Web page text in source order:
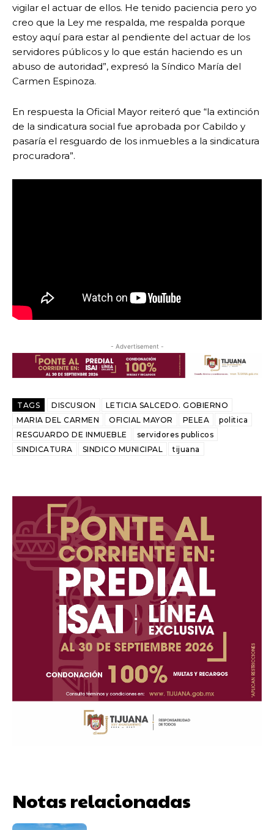
vigilar el actuar de ellos. He tenido paciencia pero yo
creo que la Ley me respalda, me respalda porque
estoy aquí para estar al pendiente del actuar de los
servidores públicos y lo que están haciendo es un
abuso de autoridad”, expresó la Síndico María del
Carmen Espinoza.
En respuesta la Oficial Mayor reiteró que “la extinción
de la sindicatura social fue aprobada por Cabildo y
pasaría el resguardo de los inmuebles a la sindicatura
procuradora”.
- Advertisement -
TAGS DISCUSION
LETICIA SALCEDO. GOBIERNO
MARIA DEL CARMEN
OFICIAL MAYOR PELEA
politica
RESGUARDO DE INMUEBLE
servidores publicos
SINDICATURA
SINDICO MUNICIPAL tijuana
Notas relacionadas